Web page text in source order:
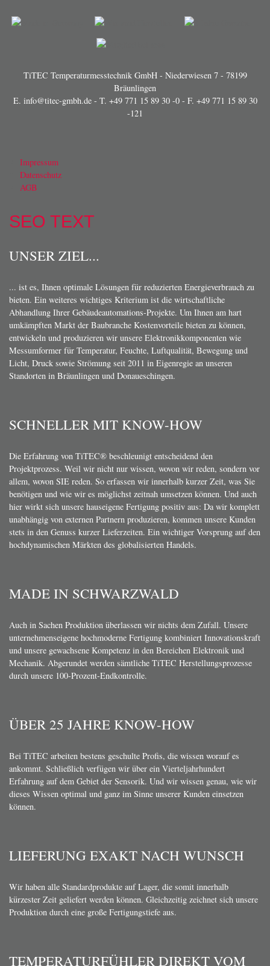
TiTEC Temperaturmesstechnik GmbH - Niederwiesen 7 - 78199
Bräunlingen
E. info@titec-gmbh.de- T. +49 771 15 89 30 -0- F. +49 771 15 89 30
-121
Impressum
Datenschutz
AGB
SEO TEXT
UNSER ZIEL...
... ist es, Ihnen optimale Lösungen für reduzierten Energieverbrauch zu
bieten. Ein weiteres wichtiges Kriterium ist die wirtschaftliche
Abhandlung Ihrer Gebäudeautomations-Projekte. Um Ihnen am hart
umkämpften Markt der Baubranche Kostenvorteile bieten zu können,
entwickeln und produzieren wir unsere Elektronikkomponenten wie
Messumformer für Temperatur, Feuchte, Luftqualität, Bewegung und
Licht, Druck sowie Strömung seit 2011 in Eigenregie an unseren
Standorten in Bräunlingen und Donaueschingen.
SCHNELLER MIT KNOW-HOW
Die Erfahrung von TiTEC® beschleunigt entscheidend den
Projektprozess. Weil wir nicht nur wissen, wovon wir reden, sondern vor
allem, wovon SIE reden. So erfassen wir innerhalb kurzer Zeit, was Sie
benötigen und wie wir es möglichst zeitnah umsetzen können. Und auch
hier wirkt sich unsere hauseigene Fertigung positiv aus: Da wir komplett
unabhängig von externen Partnern produzieren, kommen unsere Kunden
stets in den Genuss kurzer Lieferzeiten. Ein wichtiger Vorsprung auf den
hochdynamischen Märkten des globalisierten Handels.
MADE IN SCHWARZWALD
Auch in Sachen Produktion überlassen wir nichts dem Zufall. Unsere
unternehmenseigene hochmoderne Fertigung kombiniert Innovationskraft
und unsere gewachsene Kompetenz in den Bereichen Elektronik und
Mechanik. Abgerundet werden sämtliche TiTEC Herstellungsprozesse
durch unsere 100-Prozent-Endkontrolle.
ÜBER 25 JAHRE KNOW-HOW
Bei TiTEC arbeiten bestens geschulte Profis, die wissen worauf es
ankommt. Schließlich verfügen wir über ein Vierteljahrhundert
Erfahrung auf dem Gebiet der Sensorik. Und wir wissen genau, wie wir
dieses Wissen optimal und ganz im Sinne unserer Kunden einsetzen
können.
LIEFERUNG EXAKT NACH WUNSCH
Wir haben alle Standardprodukte auf Lager, die somit innerhalb
kürzester Zeit geliefert werden können. Gleichzeitig zeichnet sich unsere
Produktion durch eine große Fertigungstiefe aus.
TEMPERATURFÜHLER DIREKT VOM